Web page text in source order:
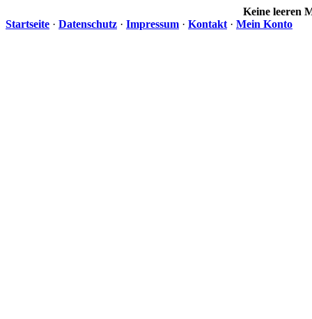
Keine leeren
Startseite · Datenschutz · Impressum · Kontakt · Mein Konto